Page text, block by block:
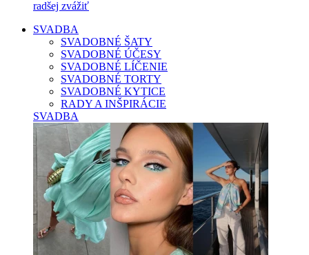
radšej zvážiť
SVADBA
SVADOBNÉ ŠATY
SVADOBNÉ ÚČESY
SVADOBNÉ LÍČENIE
SVADOBNÉ TORTY
SVADOBNÉ KYTICE
RADY A INŠPIRÁCIE
SVADBA